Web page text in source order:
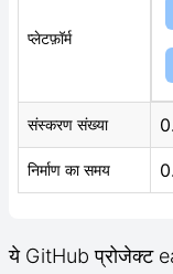
प्लेटफ़ॉर्म
संस्करण संख्या
निर्माण का समय
ये GitHub प्रोजेक्ट